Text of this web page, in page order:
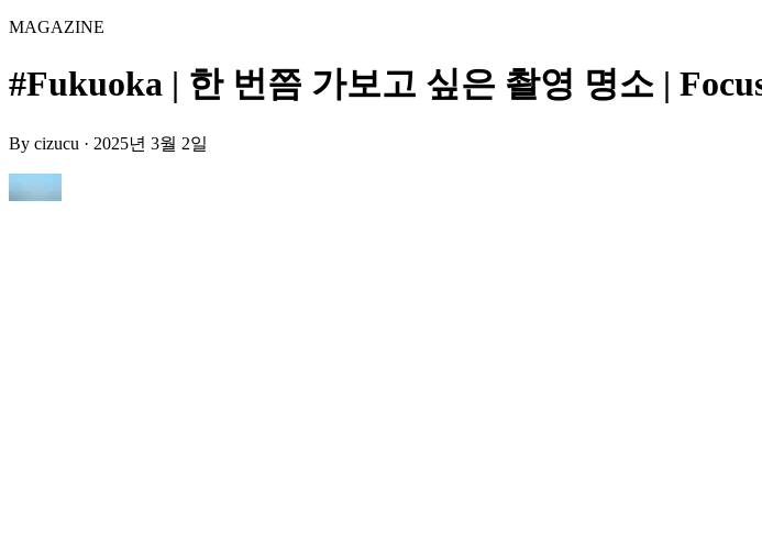
MAGAZINE
#Fukuoka | 한 번쯤 가보고 싶은 촬영 명소 |
By cizucu · 2025년 3월 2일